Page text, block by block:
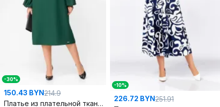
-30%
150.43 BYN214.9
Платье из плательной ткани с объемными рукавами и кокеткой
-10%
226.72 BYN251.91